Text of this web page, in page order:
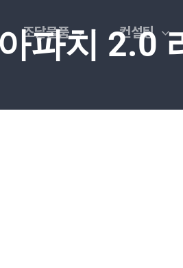
조달물품 컨설팅
아파치 2.0